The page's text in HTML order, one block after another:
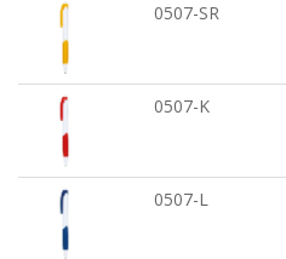
0507-SR
0507-K
0507-L